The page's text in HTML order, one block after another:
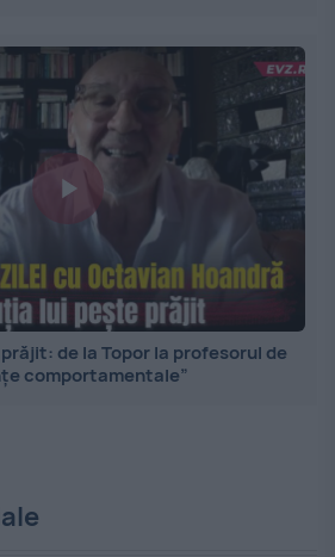
de la Topor la profesorul de
comportamentale”